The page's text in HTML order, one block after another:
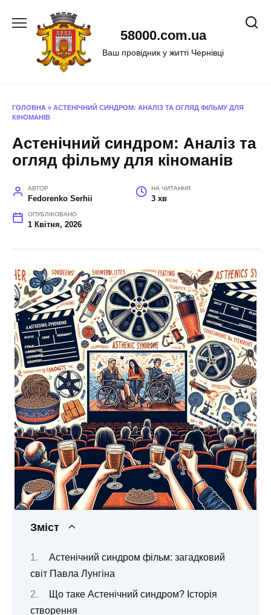
58000.com.ua
Ваш провідник у житті Чернівці
ГОЛОВНА » АСТЕНІЧНИЙ СИНДРОМ: АНАЛІЗ ТА ОГЛЯД ФІЛЬМУ ДЛЯ
КІНОМАНІВ
Астенічний синдром: Аналіз та
огляд фільму для кіноманів
АВТОР
Fedorenko Serhii
НА ЧИТАННЯ
3 хв
ОПУБЛІКОВАНО
1 Квітня, 2026
Зміст
Астенічний синдром фільм: загадковий
світ Павла Лунгіна
Що таке Астенічний синдром? Історія
створення